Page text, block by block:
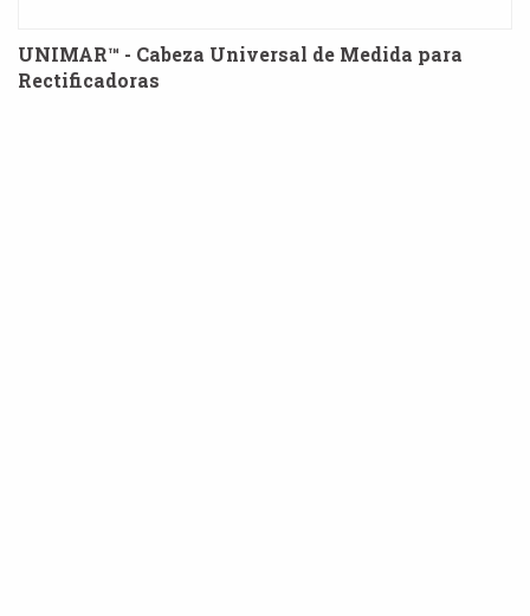
UNIMAR™ - Cabeza Universal de Medida para
Rectificadoras